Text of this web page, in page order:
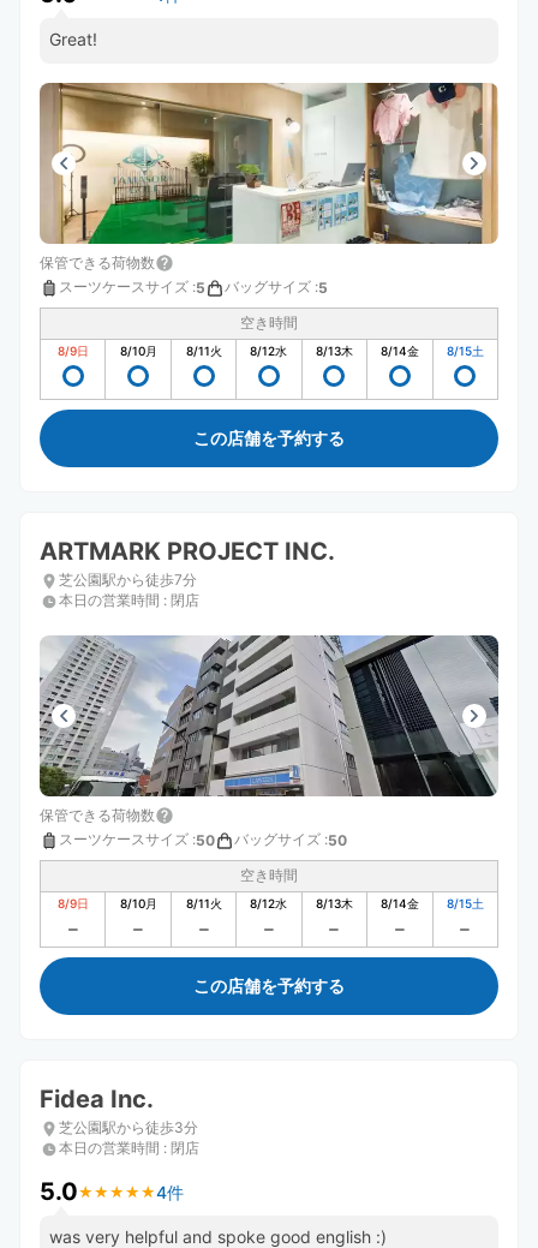
Great!
保管できる荷物数
スーツケースサイズ :5 バッグサイズ :5
空き時間
8/9日 8/10月 8/11火 8/12水 8/13木 8/14金 8/15土
この店舗を予約する
ARTMARK PROJECT INC.
芝公園駅から徒歩7分
本日の営業時間 : 閉店
保管できる荷物数
スーツケースサイズ :50 バッグサイズ :50
空き時間
8/9日 8/10月 8/11火 8/12水 8/13木 8/14金 8/15土
この店舗を予約する
Fidea Inc.
芝公園駅から徒歩3分
本日の営業時間 : 閉店
5.0★ ★ ★ ★ ★
★ ★ ★ ★ ★4件
was very helpful and spoke good english :)